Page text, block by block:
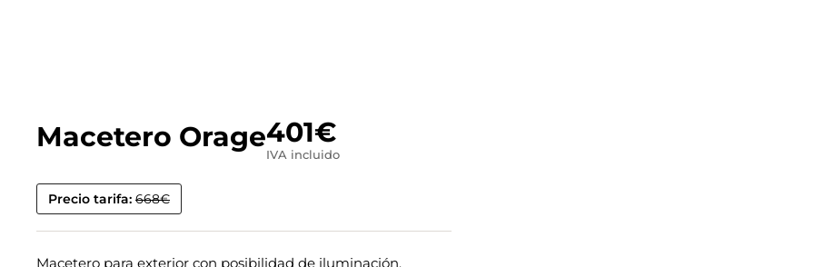
Macetero Orage401€
IVA incluido
Precio tarifa: 668€
Macetero para exterior con posibilidad de iluminación.